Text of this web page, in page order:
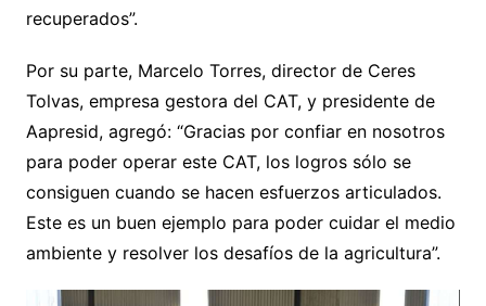
recuperados”.
Por su parte, Marcelo Torres, director de Ceres
Tolvas, empresa gestora del CAT, y presidente de
Aapresid, agregó: “Gracias por confiar en nosotros
para poder operar este CAT, los logros sólo se
consiguen cuando se hacen esfuerzos articulados.
Este es un buen ejemplo para poder cuidar el medio
ambiente y resolver los desafíos de la agricultura”.